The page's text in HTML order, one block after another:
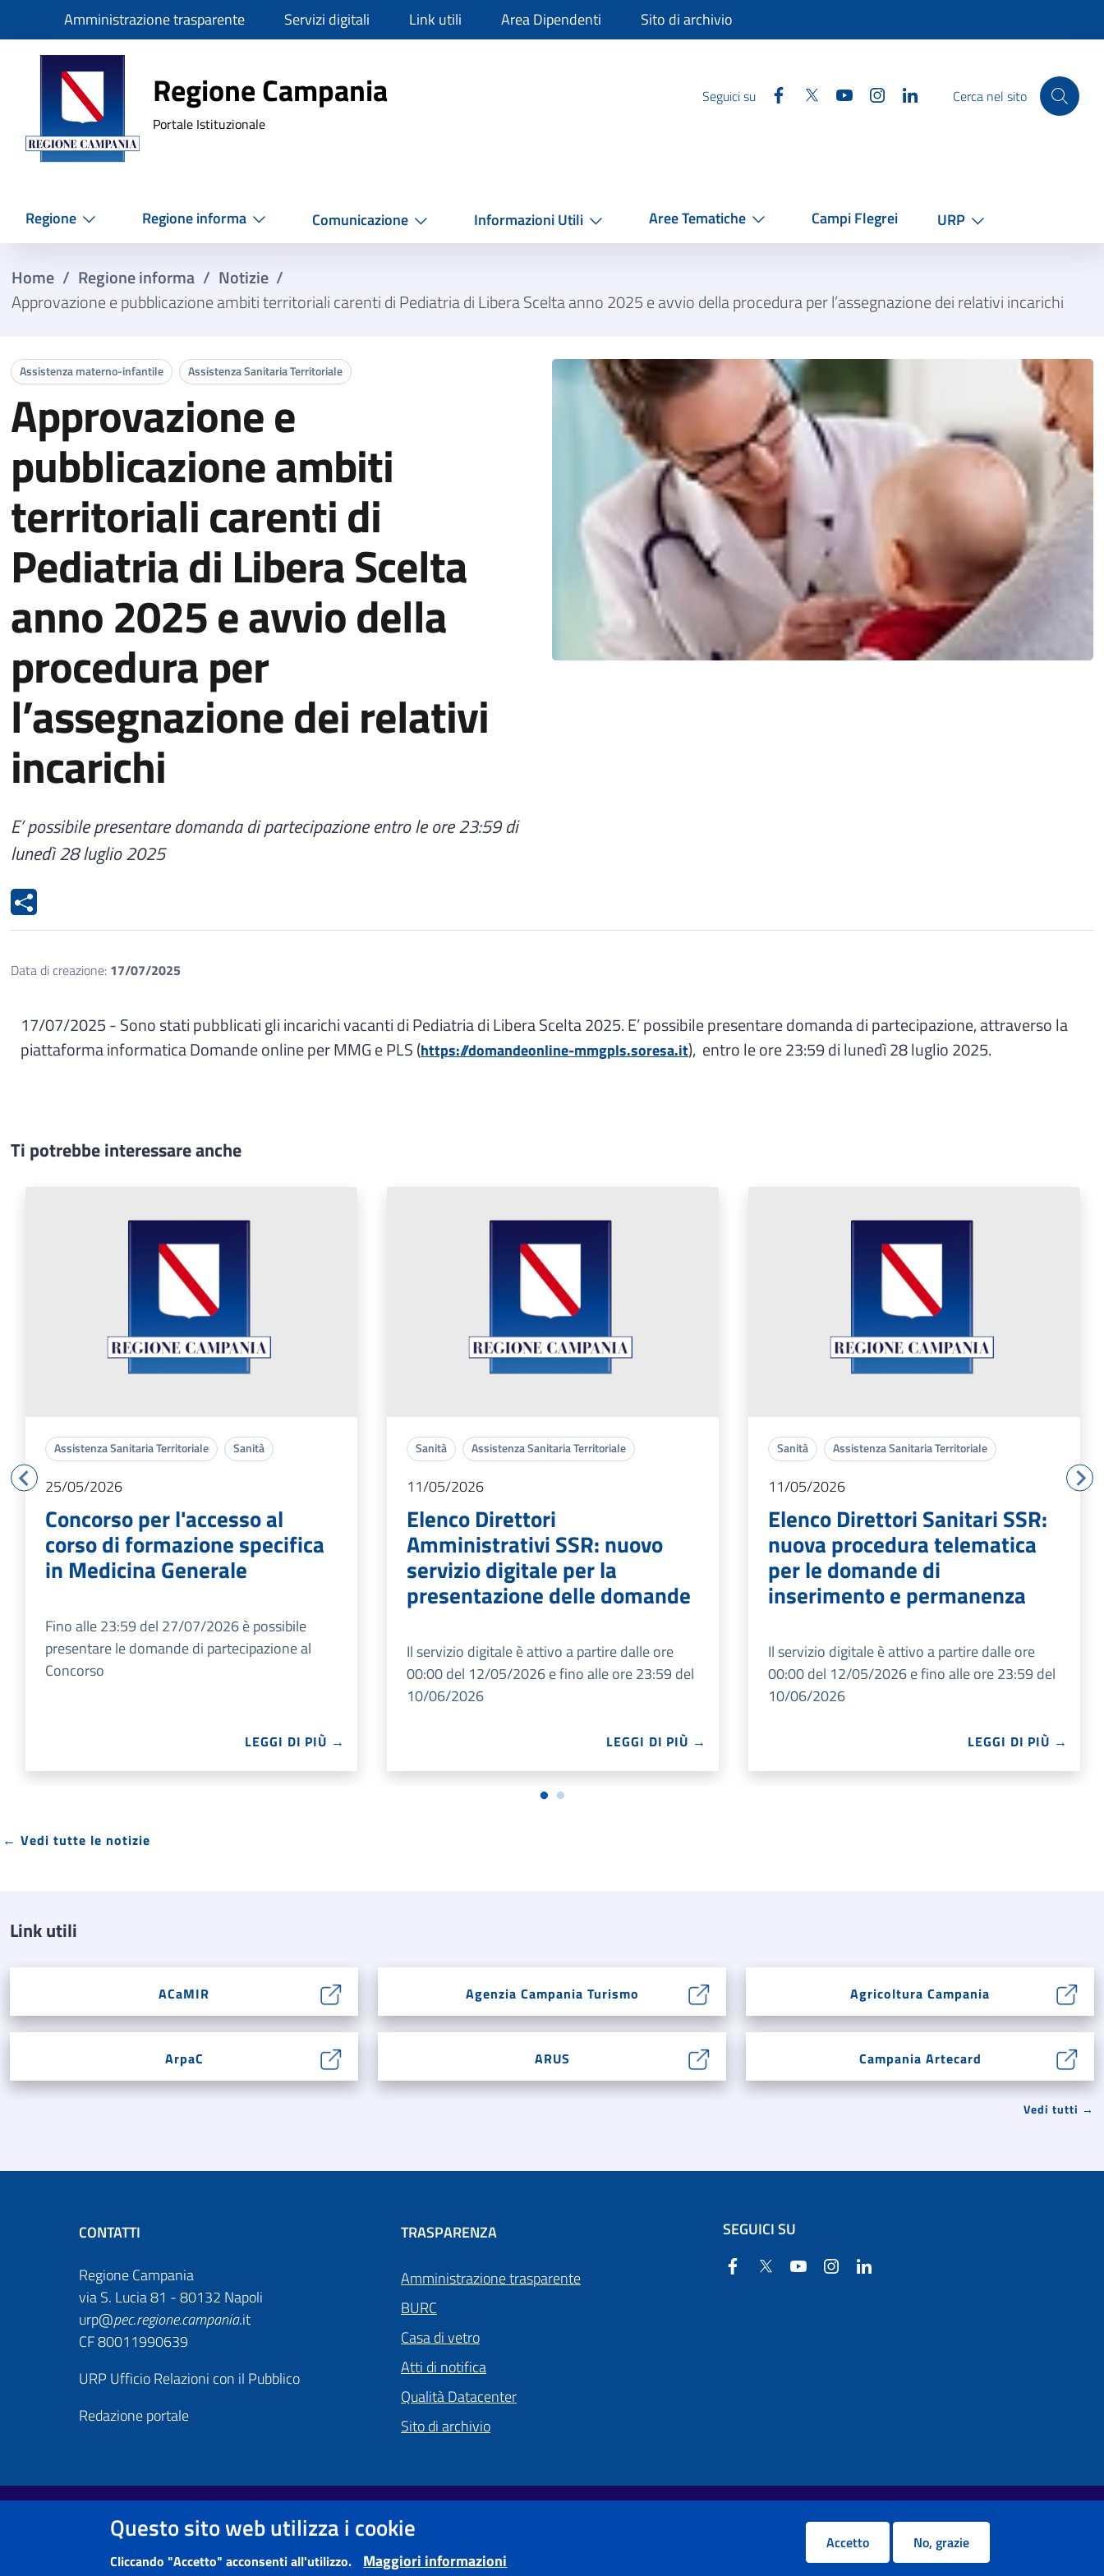
SlimAmministrazione trasparente Servizi digitali Link utili Area Dipendenti Sito di archivio
Regione Campania
Regione Campania
Portale Istituzionale
Seguici su Facebook
Twitter YouTube InstagramLinkedinCerca nel sito
Regione Regione informa Comunicazione Informazioni Utili Aree Tematiche Campi Flegrei URP
Home / Regione informa / Notizie /
Approvazione e pubblicazione ambiti territoriali carenti di Pediatria di Libera Scelta anno 2025 e avvio della procedura per l’assegnazione dei relativi incarichi
Assistenza materno-infantile Assistenza Sanitaria Territoriale
Approvazione e
pubblicazione ambiti
territoriali carenti di
Pediatria di Libera Scelta
anno 2025 e avvio della
procedura per
l’assegnazione dei relativi
incarichi
E’ possibile presentare domanda di partecipazione entro le ore 23:59 di
lunedì 28 luglio 2025
Data di creazione: 17/07/2025
17/07/2025 - Sono stati pubblicati gli incarichi vacanti di Pediatria di Libera Scelta 2025. E’ possibile presentare domanda di partecipazione, attraverso la
piattaforma informatica Domande online per MMG e PLS (https://doman​deonline-mmgpls.soresa.it), entro le ore 23:59 di lunedì 28 luglio 2025.
Ti potrebbe interessare anche
Assistenza Sanitaria Territoriale Sanità
25/05/2026
Concorso per l'accesso al
corso di formazione specifica
in Medicina Generale
Fino alle 23:59 del 27/07/2026 è possibile
presentare le domande di partecipazione al
Concorso
LEGGI DI PIÙ →
Sanità Assistenza Sanitaria Territoriale
11/05/2026
Elenco Direttori
Amministrativi SSR: nuovo
servizio digitale per la
presentazione delle domande
Il servizio digitale è attivo a partire dalle ore
00:00 del 12/05/2026 e fino alle ore 23:59 del
10/06/2026
LEGGI DI PIÙ →
Sanità Assistenza Sanitaria Territoriale
11/05/2026
Elenco Direttori Sanitari SSR:
nuova procedura telematica
per le domande di
inserimento e permanenza
Il servizio digitale è attivo a partire dalle ore
00:00 del 12/05/2026 e fino alle ore 23:59 del
10/06/2026
LEGGI DI PIÙ →
← Vedi tutte le notizie
Link utili
ACaMIR Agenzia Campania Turismo Agricoltura Campania
ArpaC ARUS Campania Artecard
Vedi tutti →
CONTATTI
Regione Campania
via S. Lucia 81 - 80132 Napoli
urp@pec.regione.campania.it
CF 80011990639
URP Ufficio Relazioni con il Pubblico
Redazione portale
TRASPARENZA
Amministrazione trasparente
BURC
Casa di vetro
Atti di notifica
Qualità Datacenter
Sito di archivio
SEGUICI SU
Facebook
Twitter YouTube Instagram
Footer First
Useful links section
Informativa Privacy e Cookie Policy Obiettivi di accessibilità
Questo sito web utilizza i cookie
Cliccando "Accetto" acconsenti all'utilizzo. Maggiori informazioni
Accetto No, grazie